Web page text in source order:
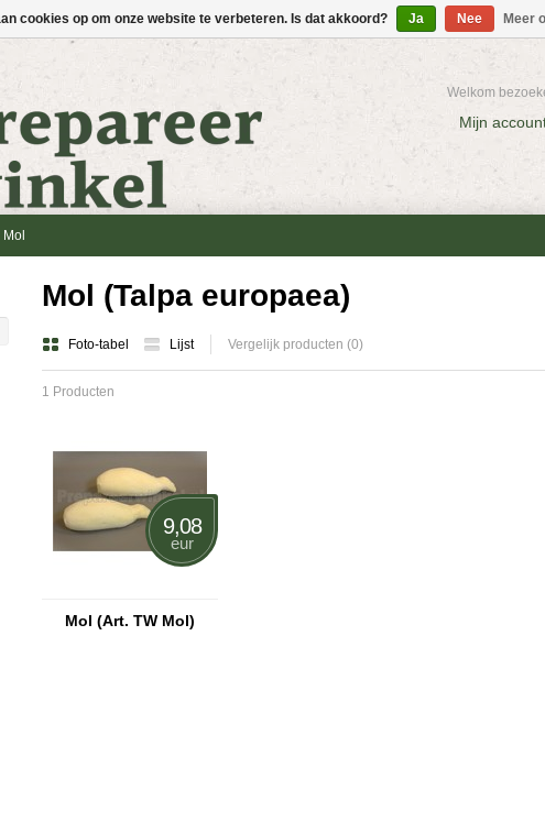
Welkom
Mijn
Mol
Mol (Talpa europaea)
Foto-tabel Lijst Vergelijk producten (0)
1 Producten
9,08
eur
Mol (Art. TW Mol)
cookies op om onze website te verbeteren. Is dat akkoord? Ja Nee Meer